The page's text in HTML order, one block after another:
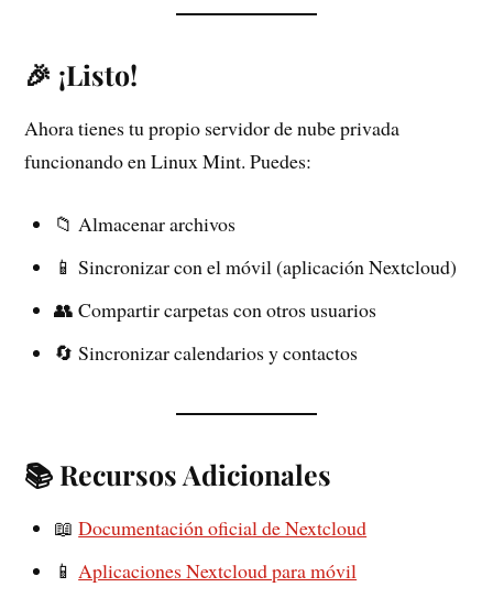
🎉 ¡Listo!
Ahora tienes tu propio servidor de nube privada
funcionando en Linux Mint. Puedes:
📁 Almacenar archivos
📱 Sincronizar con el móvil (aplicación Nextcloud)
👥 Compartir carpetas con otros usuarios
🔄 Sincronizar calendarios y contactos
📚 Recursos Adicionales
📖Documentación oficial de Nextcloud
📱 Aplicaciones Nextcloud para móvil